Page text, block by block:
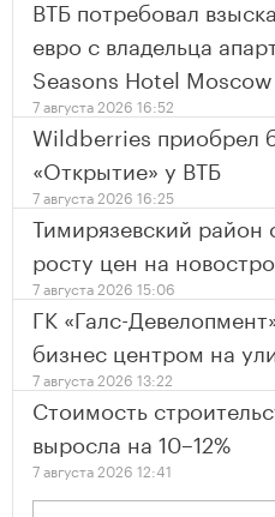
ВТБ потребовал
евро с владельца
Seasons Hotel Moscow
7 августа 2026 16:52
Wildberries приобрел
«Открытие» у ВТБ
7 августа 2026 16:25
Тимирязевский район
росту цен на
7 августа 2026 15:06
ГК «Галс-
бизнес центром на
7 августа 2026 13:22
Стоимость
выросла на 10–12%
7 августа 2026 12:41